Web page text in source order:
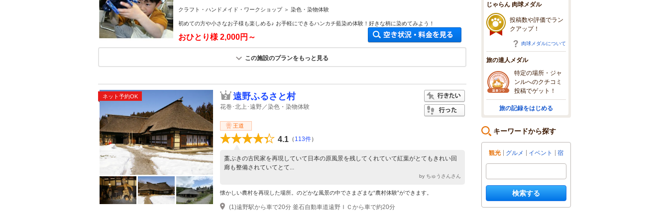
クラフト・ハンドメイド・ワークショップ ＞ 染色・染物体験
初めての方や小さなお子様も楽しめる♪ お手軽にできるハンカチ藍染め体験！好きな柄に染めてみよう！
おひとり様 2,000円～
空き状況・料金を見る
この施設のプランをもっと見る
ネット予約OK 遠野ふるさと村
花巻･北上･遠野／染色・染物体験
王道
4.1 （ 113件）
藁ぶきの古民家を再現していて日本の原風景を残してくれていて紅葉がとてもきれい回
廊も整備されていてとて...
by ちゅうさんさん
懐かしい農村を再現した場所。のどかな風景の中でさまざまな“農村体験”ができます。
(1)遠野駅から車で20分 釜石自動車道遠野ＩＣから車で約20分
じゃらん 肉球メダル
投稿数や評価でラン
クアップ！
肉球メダルについて
旅の達人メダル
特定の場所・ジャ
ンルへのクチコミ
投稿でゲット！
旅の記録をはじめる
キーワードから探す
観光 グルメ イベント 宿
検索する